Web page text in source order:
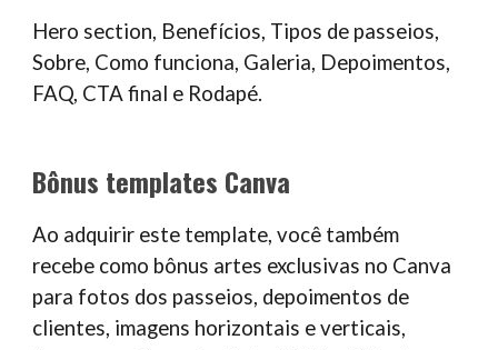
Hero section, Benefícios, Tipos de passeios,
Sobre, Como funciona, Galeria, Depoimentos,
FAQ, CTA final e Rodapé.
Bônus templates Canva
Ao adquirir este template, você também
recebe como bônus artes exclusivas no Canva
para fotos dos passeios, depoimentos de
clientes, imagens horizontais e verticais,